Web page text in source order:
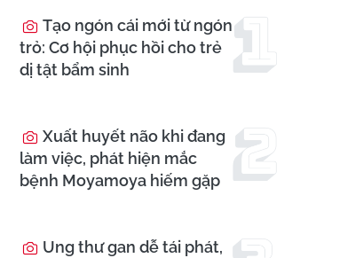
Tạo ngón cái mới từ ngón
trỏ: Cơ hội phục hồi cho trẻ
dị tật bẩm sinh
Xuất huyết não khi đang
làm việc, phát hiện mắc
bệnh Moyamoya hiếm gặp
Ung thư gan dễ tái phát,